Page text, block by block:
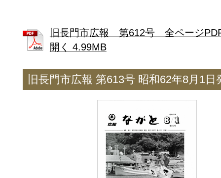
旧長門市広報 第612号 全ページ
開く 4.99MB
旧長門市広報 第613号 昭和62年8月1日